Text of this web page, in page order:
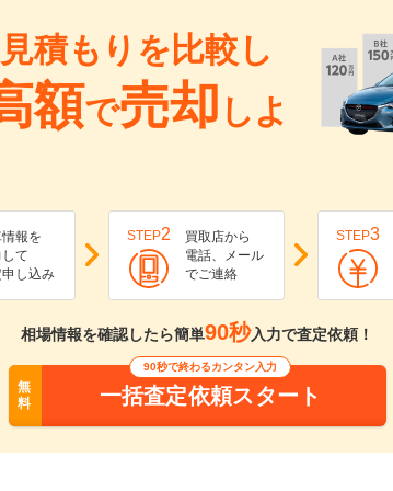
積もりを比較し
額で売却 しよ
報を
して
し込み
STEP2
買取店から
電話、メール
でご連絡
STEP3
相場情報を確認したら簡単90秒入力で査定依頼！
無
料
90秒で終わるカンタン入力
一括査定依頼スタート